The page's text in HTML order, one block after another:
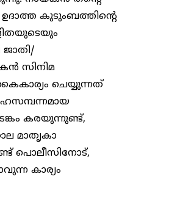
കുടുംബത്തിന്റെ
സിനിമ
ചെയ്യുന്നത്
കരയുന്നുണ്ട്,
മാതൃകാ
പൊലീസിനോട്,
കാര്യം